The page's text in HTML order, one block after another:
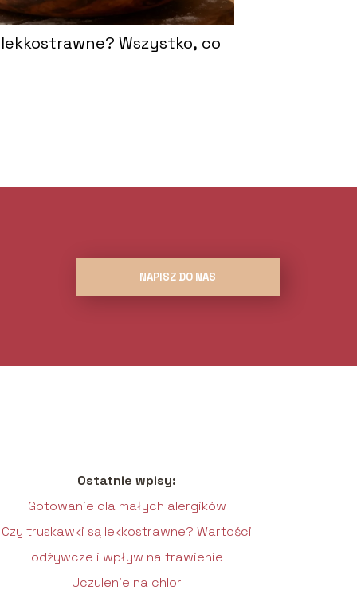
Wszystko, co
NAPISZ DO NAS
Ostatnie wpisy:
Gotowanie dla małych alergików
Czy truskawki są lekkostrawne? Wartości
odżywcze i wpływ na trawienie
Uczulenie na chlor